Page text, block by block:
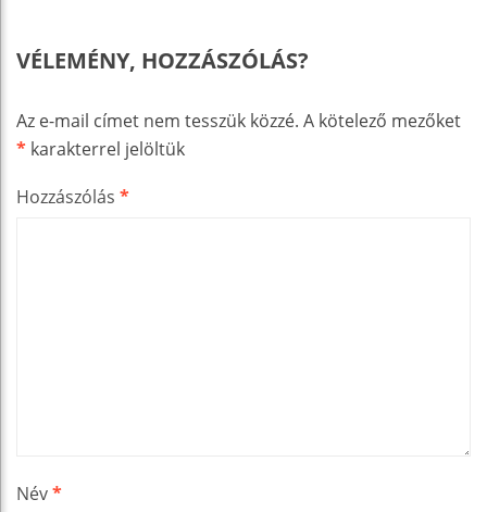
VÉLEMÉNY, HOZZÁSZÓLÁS?
Az e-mail címet nem tesszük közzé. A kötelező mezőket
* karakterrel jelöltük
Hozzászólás *
Név*